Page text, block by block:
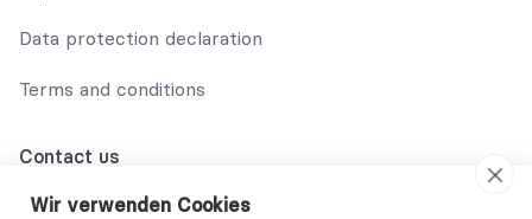
Data protection declaration
Terms and conditions
Contact us
02131 708 42 70
Wir verwenden Cookies